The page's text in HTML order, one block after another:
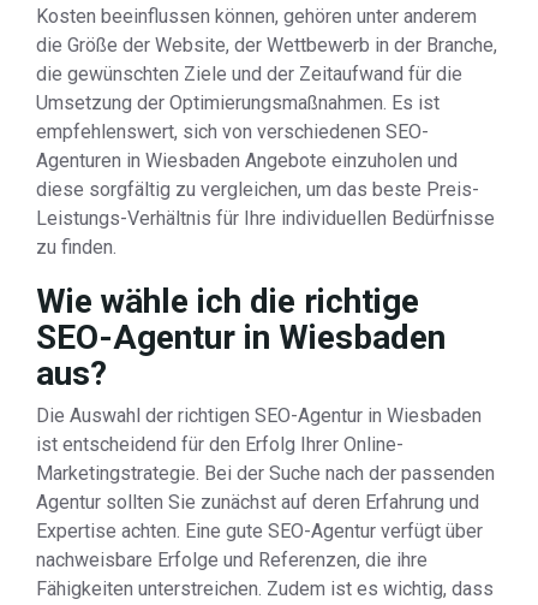
Kosten beeinflussen können, gehören unter anderem
die Größe der Website, der Wettbewerb in der Branche,
die gewünschten Ziele und der Zeitaufwand für die
Umsetzung der Optimierungsmaßnahmen. Es ist
empfehlenswert, sich von verschiedenen SEO-
Agenturen in Wiesbaden Angebote einzuholen und
diese sorgfältig zu vergleichen, um das beste Preis-
Leistungs-Verhältnis für Ihre individuellen Bedürfnisse
zu finden.
Wie wähle ich die richtige
SEO-Agentur in Wiesbaden
aus?
Die Auswahl der richtigen SEO-Agentur in Wiesbaden
ist entscheidend für den Erfolg Ihrer Online-
Marketingstrategie. Bei der Suche nach der passenden
Agentur sollten Sie zunächst auf deren Erfahrung und
Expertise achten. Eine gute SEO-Agentur verfügt über
nachweisbare Erfolge und Referenzen, die ihre
Fähigkeiten unterstreichen. Zudem ist es wichtig, dass